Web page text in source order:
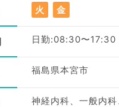
火 金
日勤:08:30〜17:30
福島県本宮市